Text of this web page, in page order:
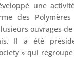
une
des
ouvrages
Il a été
» qui